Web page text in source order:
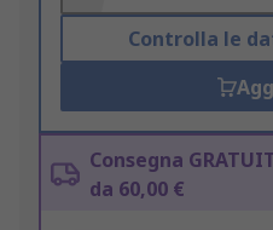
Controlla le
Consegna
da 60,00 €